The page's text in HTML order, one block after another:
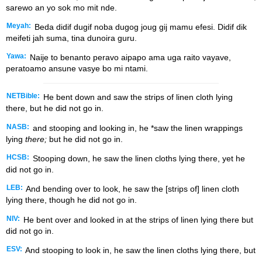
sarewo an yo sok mo mit nde.
Meyah:
Beda didif dugif noba dugog joug gij mamu efesi. Didif dik
meifeti jah suma, tina dunoira guru.
Yawa:
Naije to benanto peravo aipapo ama uga raito vayave,
peratoamo ansune vasye bo mi ntami.
NETBible:
He bent down and saw the strips of linen cloth lying
there, but he did not go in.
NASB: and stooping and looking in, he *saw the linen wrappings
lying there; but he did not go in.
HCSB: Stooping down, he saw the linen cloths lying there, yet he
did not go in.
LEB: And bending over to look, he saw the [strips of] linen cloth
lying there, though he did not go in.
NIV:
He bent over and looked in at the strips of linen lying there but
did not go in.
ESV: And stooping to look in, he saw the linen cloths lying there, but